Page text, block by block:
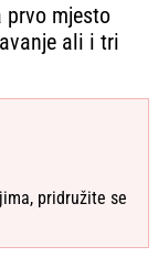
prvo mjesto
ali i tri
pridružite se